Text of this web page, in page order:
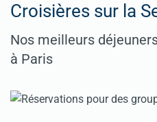
Croisières sur la
Nos meilleurs
à Paris